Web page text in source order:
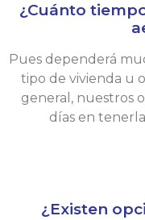
¿Cuánto
Pues dependerá
tipo de vivienda u
general, nuestros
días en
¿Existen